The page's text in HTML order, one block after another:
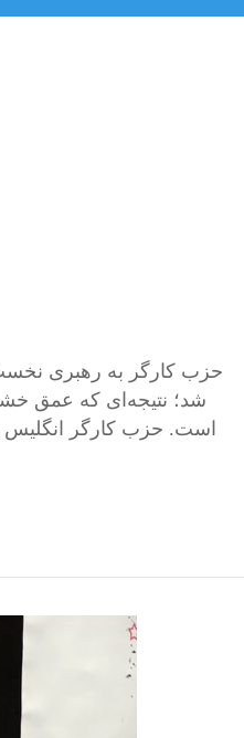
حزب کارگر به رهبری
شد؛ نتیجه‌ای که عمق
است. حزب کارگر انگلیس